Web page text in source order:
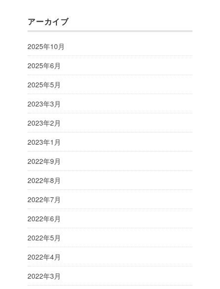
アーカイブ
2025年10月
2025年6月
2025年5月
2023年3月
2023年2月
2023年1月
2022年9月
2022年8月
2022年7月
2022年6月
2022年5月
2022年4月
2022年3月